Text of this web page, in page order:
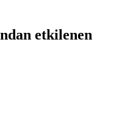
etkilenen